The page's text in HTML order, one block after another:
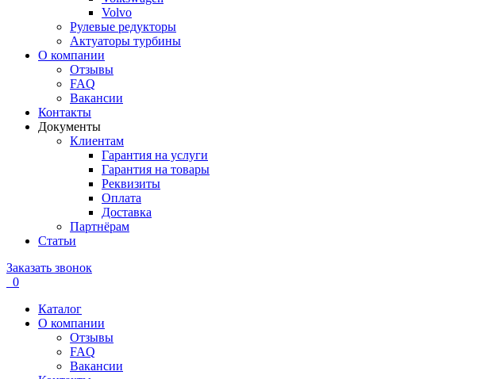
Volvo
Рулевые редукторы
Актуаторы турбины
О компании
Отзывы
FAQ
Вакансии
Контакты
Документы
Клиентам
Гарантия на услуги
Гарантия на товары
Реквизиты
Оплата
Доставка
Партнёрам
Статьи
Заказать звонок
0
Каталог
О компании
Отзывы
FAQ
Вакансии